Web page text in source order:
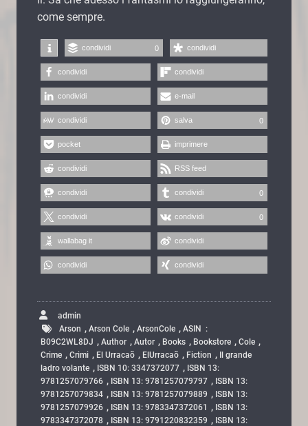
come sempre.
condividi 0 condividi
condividi condividi
condividi e-mail
condividi salva 0
pocket imprimere
condividi RSS feed
condividi condividi 0
condividi condividi 0
wallabag it condividi
condividi condividi
admin
Arson , Arson Cole , ArsonCole , ASIN ‏ : ‎
B09C2WL8DJ , Author , Autor , Books , Bookstore , Cole ,
Crime , Crimi , El Urracaõ , ElUrracaõ , Fiction ,
Il grande
ladro volante , ISBN 10: 3347372077 , ISBN 13:
9781257079766 , ISBN 13: 9781257079797 , ISBN 13:
9781257079834 , ISBN 13: 9781257079889 , ISBN 13:
9781257079926 , ISBN 13: 9783347372061 , ISBN 13:
9783347372078 , ISBN 13: 9791220832359 , ISBN 13: